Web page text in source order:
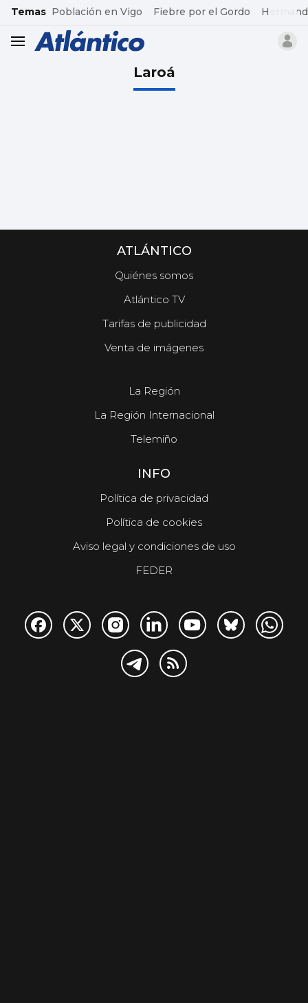
common.go-to-content
Temas Población en Vigo Fiebre por el Gordo
header.menu.open
Laroá
ATLÁNTICO
Quiénes somos
Atlántico TV
Tarifas de publicidad
Venta de imágenes
La Región
La Región Internacional
Telemiño
INFO
Política de privacidad
Política de cookies
Aviso legal y condiciones de uso
FEDER